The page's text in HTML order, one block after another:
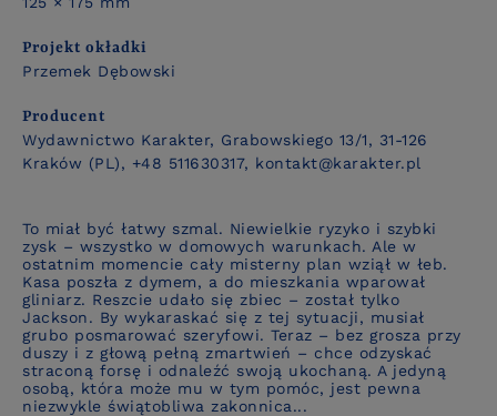
Projekt okładki
Przemek Dębowski
Producent
Wydawnictwo Karakter, Grabowskiego 13/1, 31-126
Kraków (PL), +48 511630317, kontakt@karakter.pl
To miał być łatwy szmal. Niewielkie ryzyko i szybki
zysk – wszystko w domowych warunkach. Ale w
ostatnim momencie cały misterny plan wziął w łeb.
Kasa poszła z dymem, a do mieszkania wparował
gliniarz. Reszcie udało się zbiec – został tylko
Jackson. By wykaraskać się z tej sytuacji, musiał
grubo posmarować szeryfowi. Teraz – bez grosza przy
duszy i z głową pełną zmartwień – chce odzyskać
straconą forsę i odnaleźć swoją ukochaną. A jedyną
osobą, która może mu w tym pomóc, jest pewna
niezwykle świątobliwa zakonnica...